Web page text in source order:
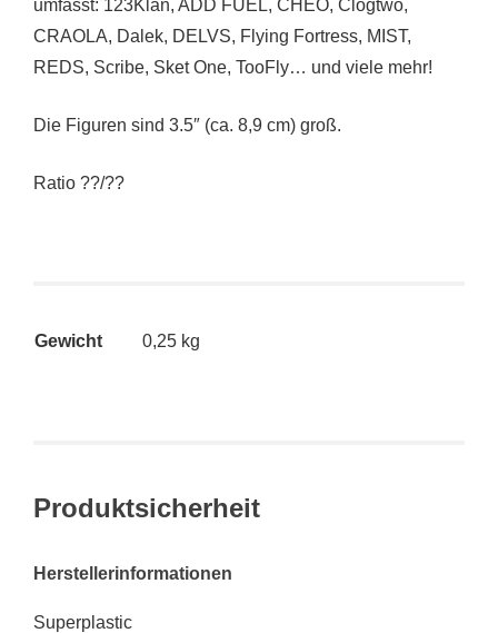
umfasst: 123Klan, ADD FUEL, CHEO, Clogtwo,
CRAOLA, Dalek, DELVS, Flying Fortress, MIST,
REDS, Scribe, Sket One, TooFly… und viele mehr!
Die Figuren sind 3.5″ (ca. 8,9 cm) groß.
Ratio ??/??
Gewicht 0,25 kg
Produktsicherheit
Herstellerinformationen
Superplastic